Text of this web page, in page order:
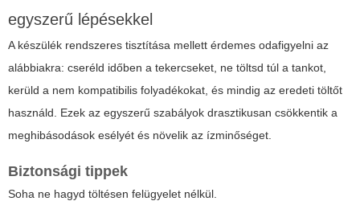
egyszerű lépésekkel
A készülék rendszeres tisztítása mellett érdemes odafigyelni az
alábbiakra: cseréld időben a tekercseket, ne töltsd túl a tankot,
kerüld a nem kompatibilis folyadékokat, és mindig az eredeti töltőt
használd. Ezek az egyszerű szabályok drasztikusan csökkentik a
meghibásodások esélyét és növelik az ízminőséget.
Biztonsági tippek
Soha ne hagyd töltésen felügyelet nélkül.